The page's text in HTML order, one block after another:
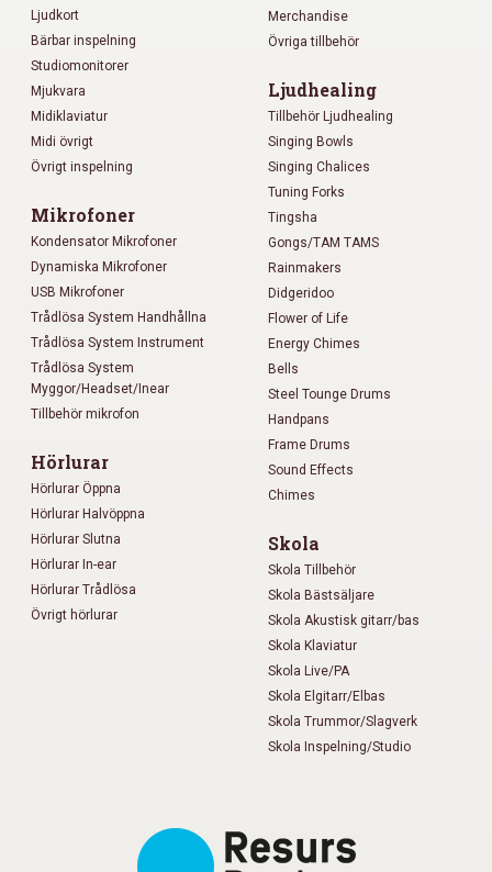
Ljudkort
Bärbar inspelning
Studiomonitorer
Mjukvara
Midiklaviatur
Midi övrigt
Övrigt inspelning
Mikrofoner
Kondensator Mikrofoner
Dynamiska Mikrofoner
USB Mikrofoner
Trådlösa System Handhållna
Trådlösa System Instrument
Trådlösa System
Myggor/Headset/Inear
Tillbehör mikrofon
Hörlurar
Hörlurar Öppna
Hörlurar Halvöppna
Hörlurar Slutna
Hörlurar In-ear
Hörlurar Trådlösa
Övrigt hörlurar
Merchandise
Övriga tillbehör
Ljudhealing
Tillbehör Ljudhealing
Singing Bowls
Singing Chalices
Tuning Forks
Tingsha
Gongs/TAM TAMS
Rainmakers
Didgeridoo
Flower of Life
Energy Chimes
Bells
Steel Tounge Drums
Handpans
Frame Drums
Sound Effects
Chimes
Skola
Skola Tillbehör
Skola Bästsäljare
Skola Akustisk gitarr/bas
Skola Klaviatur
Skola Live/PA
Skola Elgitarr/Elbas
Skola Trummor/Slagverk
Skola Inspelning/Studio